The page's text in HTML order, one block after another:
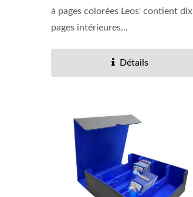
à pages colorées Leos' contient dix
pages intérieures...
Détails
Pochettes Effaçables À Sec